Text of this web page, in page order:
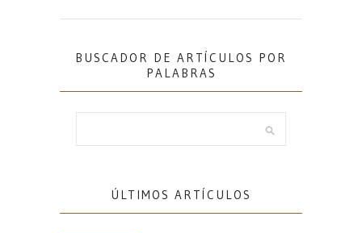
BUSCADOR DE ARTÍCULOS POR
PALABRAS
ÚLTIMOS ARTÍCULOS